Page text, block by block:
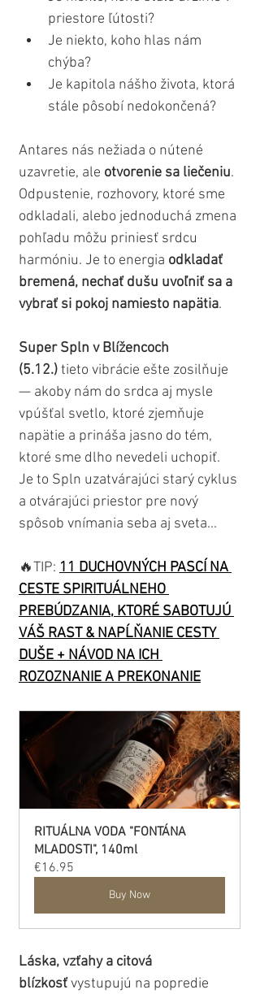
priestore ľútosti?
Je niekto, koho hlas nám
chýba?
Je kapitola nášho života, ktorá
stále pôsobí nedokončená?
Antares nás nežiada o nútené
uzavretie, ale otvorenie sa liečeniu.
Odpustenie, rozhovory, ktoré sme
odkladali, alebo jednoduchá zmena
pohľadu môžu priniesť srdcu
harmóniu. Je to energia odkladať
bremená, nechať dušu uvoľniť sa a
vybrať si pokoj namiesto napätia.
Super Spln v Blížencoch
(5.12.) tieto vibrácie ešte zosilňuje
— akoby nám do srdca aj mysle
vpúšťal svetlo, ktoré zjemňuje
napätie a prináša jasno do tém,
ktoré sme dlho nevedeli uchopiť.
Je to Spln uzatvárajúci starý cyklus
a otvárajúci priestor pre nový
spôsob vnímania seba aj sveta...
🔥TIP: 11 DUCHOVNÝCH PASCÍ NA
CESTE SPIRITUÁLNEHO
PREBÚDZANIA, KTORÉ SABOTUJÚ
VÁŠ RAST & NAPĹŇANIE CESTY
DUŠE + NÁVOD NA ICH
ROZOZNANIE A PREKONANIE
RITUÁLNA VODA "FONTÁNA
MLADOSTI", 140ml
€16.95
Buy Now
Láska, vzťahy a citová
blízkosť vystupujú na popredie